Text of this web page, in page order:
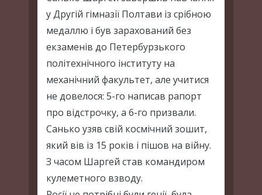
у Другій гімназії Полтави із срібною
медаллю і був зарахований без
екзаменів до Петербурзького
політехнічного інституту на
механічний факультет, але учитися
не довелося: 5-го написав рапорт
про відстрочку, а 6-го призвали.
Санько узяв свій космічний зошит,
який вів із 15 років і пішов на війну.
З часом Шаргей став командиром
кулеметного взводу.